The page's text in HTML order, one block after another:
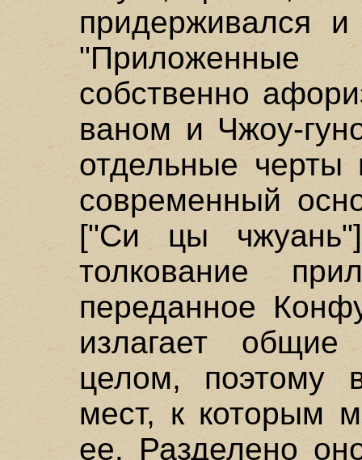
придерживался
собственно
ваном и Чжоу-
отдельные черты
современный
["Си цы чжуань"]
толкование
переданное
излагает
целом, поэтому
мест, к которым
ее. Разделено